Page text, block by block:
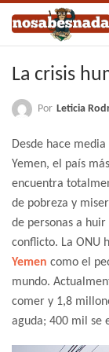
La crisis
Por Leticia
Desde hace
Yemen, el país
encuentra
de pobreza y
de personas a
conflicto. La ONU
Yemen como el
mundo.
comer y 1,8
aguda; 400 mil se